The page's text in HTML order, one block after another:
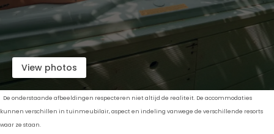
View photos
De onderstaande afbeeldingen respecteren niet altijd de realiteit. De accommodaties
kunnen verschillen in tuinmeubilair, aspect en indeling vanwege de verschillende resorts
waar ze staan.